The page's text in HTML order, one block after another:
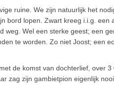
ruine. We zijn natuurlijk het
bord lopen. Zwart kreeg i.i.g. een
Wel een sterke geest; een
te worden. Zo niet Joost; een
de komst van dochterlief, over
zag zijn gambietpion eigenlijk